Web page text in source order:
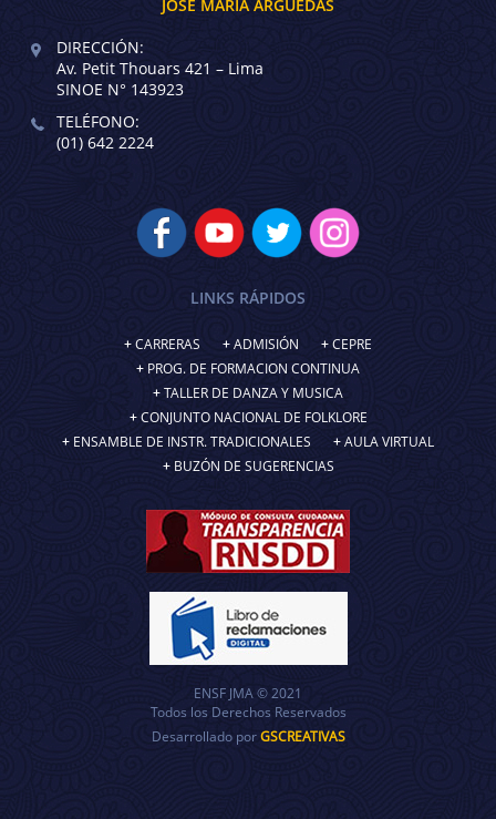
JOSÉ MARÍA ARGUEDAS
DIRECCIÓN:
Av. Petit Thouars 421 – Lima
SINOE N° 143923
TELÉFONO:
(01) 642 2224
LINKS RÁPIDOS
CARRERAS ADMISIÓN
CEPRE
PROG. DE FORMACION CONTINUA
TALLER DE DANZA Y MUSICA
CONJUNTO NACIONAL DE FOLKLORE
ENSAMBLE DE INSTR. TRADICIONALES
AULA VIRTUAL
BUZÓN DE SUGERENCIAS
ENSF JMA © 2021
Todos los Derechos Reservados
Desarrollado porGSCREATIVAS